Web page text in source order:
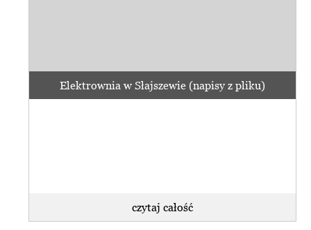
Elektrownia w Słajszewie (napisy z pliku)
czytaj całość